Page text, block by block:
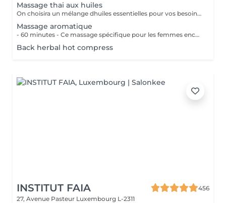
Massage thai aux huiles
On choisira un mélange dhuiles essentielles pour vos besoins physiques. Un massage thérapeutique à laide dune technique spéciale pour vider les poches de liquide lymphatique et de rétention deau. Ce traitement est conçu pour aider à stimuler la circulation et daccroître la capacité du corps à éliminer les toxines et à absorber les éléments nutritifs. Vos huiles essentielles préférées peuvent être sélectionnées à votre arrivée.
Massage aromatique
- 60 minutes - Ce massage spécifique pour les femmes enceintes permet de soulager le dos, les jambes et toutes autres parties du corps les plus mises à rude épreuve durant la grossesse. Attention ! Ce massage est toutefois déconseillé les 3 premiers mois et le dernier mois de grossesse.
Back herbal hot compress
INSTITUT FAIA
456
27, Avenue Pasteur Luxembourg L-2311